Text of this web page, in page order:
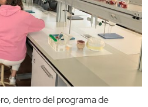
dentro del programa de